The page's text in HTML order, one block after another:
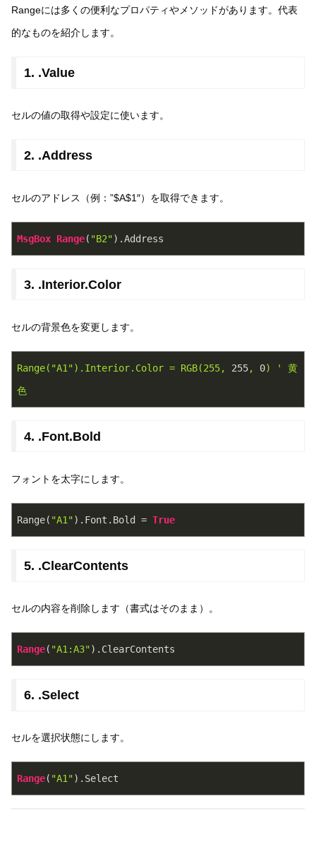
Rangeには多くの便利なプロパティやメソッドがあります。代表
的なものを紹介します。
1. .Value
セルの値の取得や設定に使います。
2. .Address
セルのアドレス（例：”$A$1″）を取得できます。
MsgBox Range( "B2") .Address
3. .Interior.Color
セルの背景色を変更します。
Range("A1").Interior.Color = RGB(255, 255, 0)
' 黄
色
4. .Font.Bold
フォントを太字にします。
Range( "A1").Font.Bold = True
5. .ClearContents
セルの内容を削除します（書式はそのまま）。
Range( "A1:A3") .ClearContents
6. .Select
セルを選択状態にします。
Range( "A1") .Select